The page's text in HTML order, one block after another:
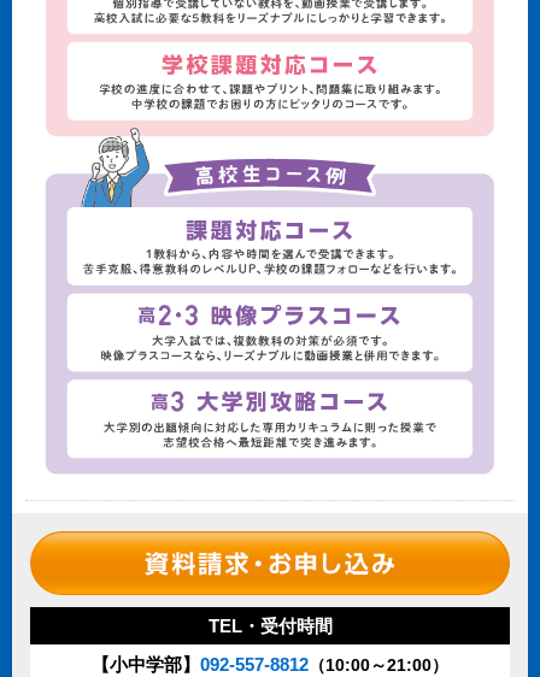
TEL・受付時間
【小中学部】 092-557-8812 （10:00～21:00）